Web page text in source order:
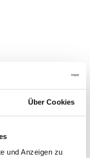
Über Cookies
und Anzeigen zu